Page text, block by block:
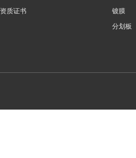
资质证书
镀膜
分划板